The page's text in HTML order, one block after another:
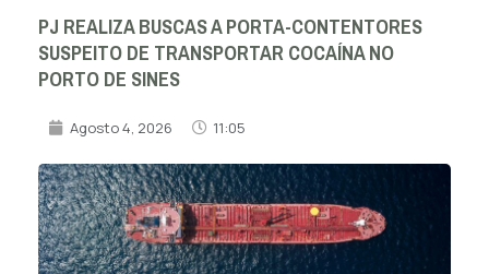
PJ REALIZA BUSCAS A PORTA-CONTENTORES
SUSPEITO DE TRANSPORTAR COCAÍNA NO
PORTO DE SINES
Agosto 4, 2026 11:05